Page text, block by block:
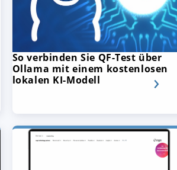
So verbinden Sie QF-Test über
Ollama mit einem kostenlosen
lokalen KI-Modell